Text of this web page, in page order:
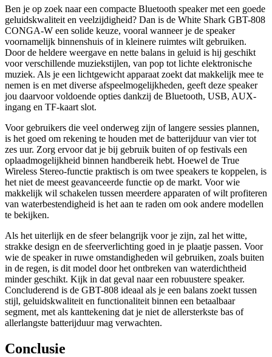
Ben je op zoek naar een compacte Bluetooth speaker met een goede
geluidskwaliteit en veelzijdigheid? Dan is de White Shark GBT-808
CONGA-W een solide keuze, vooral wanneer je de speaker
voornamelijk binnenshuis of in kleinere ruimtes wilt gebruiken.
Door de heldere weergave en nette balans in geluid is hij geschikt
voor verschillende muziekstijlen, van pop tot lichte elektronische
muziek. Als je een lichtgewicht apparaat zoekt dat makkelijk mee te
nemen is en met diverse afspeelmogelijkheden, geeft deze speaker
jou daarvoor voldoende opties dankzij de Bluetooth, USB, AUX-
ingang en TF-kaart slot.
Voor gebruikers die veel onderweg zijn of langere sessies plannen,
is het goed om rekening te houden met de batterijduur van vier tot
zes uur. Zorg ervoor dat je bij gebruik buiten of op festivals een
oplaadmogelijkheid binnen handbereik hebt. Hoewel de True
Wireless Stereo-functie praktisch is om twee speakers te koppelen, is
het niet de meest geavanceerde functie op de markt. Voor wie
makkelijk wil schakelen tussen meerdere apparaten of wilt profiteren
van waterbestendigheid is het aan te raden om ook andere modellen
te bekijken.
Als het uiterlijk en de sfeer belangrijk voor je zijn, zal het witte,
strakke design en de sfeerverlichting goed in je plaatje passen. Voor
wie de speaker in ruwe omstandigheden wil gebruiken, zoals buiten
in de regen, is dit model door het ontbreken van waterdichtheid
minder geschikt. Kijk in dat geval naar een robuustere speaker.
Concluderend is de GBT-808 ideaal als je een balans zoekt tussen
stijl, geluidskwaliteit en functionaliteit binnen een betaalbaar
segment, met als kanttekening dat je niet de allersterkste bas of
allerlangste batterijduur mag verwachten.
Conclusie